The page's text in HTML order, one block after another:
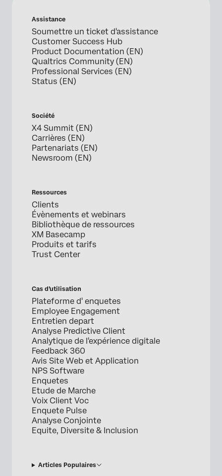
Assistance
Soumettre un ticket d'assistance
Customer Success Hub
Product Documentation (EN)
Qualtrics Community (EN)
Professional Services (EN)
Status (EN)
Société
X4 Summit (EN)
Carrières (EN)
Partenariats (EN)
Newsroom (EN)
Ressources
Clients
Évènements et webinars
Bibliothèque de ressources
XM Basecamp
Produits et tarifs
Trust Center
Cas d’utilisation
Plateforme d' enquetes
Employee Engagement
Entretien depart
Analyse Predictive Client
Analytique de l'expérience digitale
Feedback 360
Avis Site Web et Application
NPS Software
Enquetes
Etude de Marche
Voix Client Voc
Enquete Pulse
Analyse Conjointe
Equite, Diversite & Inclusion
Articles Populaires